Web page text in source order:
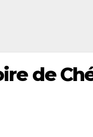
de